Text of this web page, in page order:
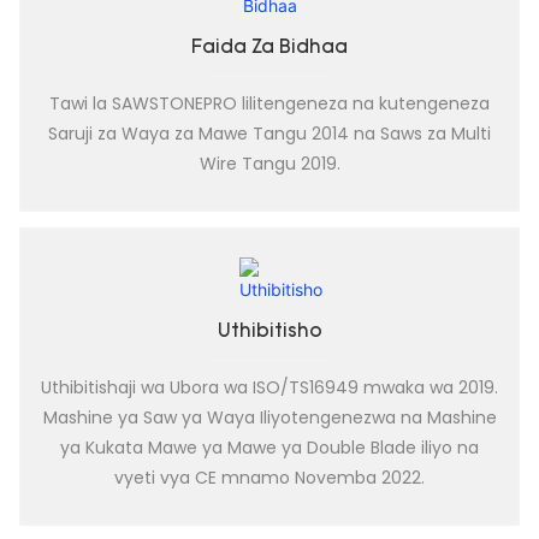
Faida Za Bidhaa
Tawi la SAWSTONEPRO lilitengeneza na kutengeneza
Saruji za Waya za Mawe Tangu 2014 na Saws za Multi
Wire Tangu 2019.
Uthibitisho
Uthibitishaji wa Ubora wa ISO/TS16949 mwaka wa 2019.
Mashine ya Saw ya Waya Iliyotengenezwa na Mashine
ya Kukata Mawe ya Mawe ya Double Blade iliyo na
vyeti vya CE mnamo Novemba 2022.